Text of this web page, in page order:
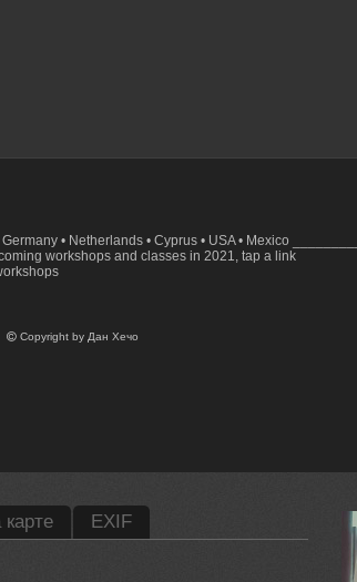
Germany • Netherlands • Cyprus • USA • Mexico
workshops and classes in 2021, tap a link
Copyright byДан Хечо
карте EXIF